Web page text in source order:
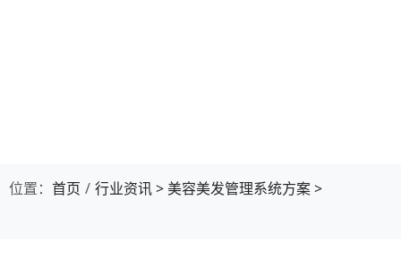
位置： 首页 行业资讯>美容美发管理系统方案>